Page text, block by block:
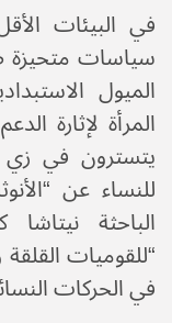
في البيئات
سياسات متحيزة
الميول
المرأة لإثارة
يتسترون في زي
للنساء عن
الباحثة
“للقوميات
في الحركات